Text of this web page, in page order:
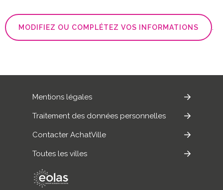
MODIFIEZ OU COMPLÉTEZ VOS INFORMATIONS
Mentions légales
Traitement des données personnelles
Contacter AchatVille
Toutes les villes